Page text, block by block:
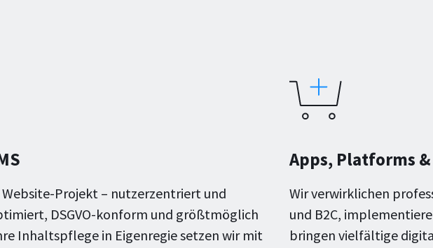
Projekt – nutzerzentriert und
DSGVO-konform und größtmöglich
Inhaltspflege in Eigenregie setzen wir mit
Apps, Platforms
Wir verwirklichen
und B2C,
bringen vielfältige